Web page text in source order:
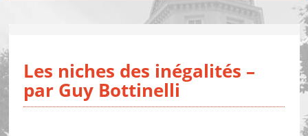
Les niches des inégalités –
par Guy Bottinelli